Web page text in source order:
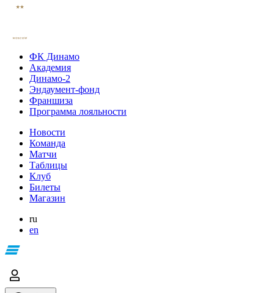
ФК Динамо
Академия
Динамо-2
Эндаумент-фонд
Франшиза
Программа лояльности
Новости
Команда
Матчи
Таблицы
Клуб
Билеты
Магазин
ru
en